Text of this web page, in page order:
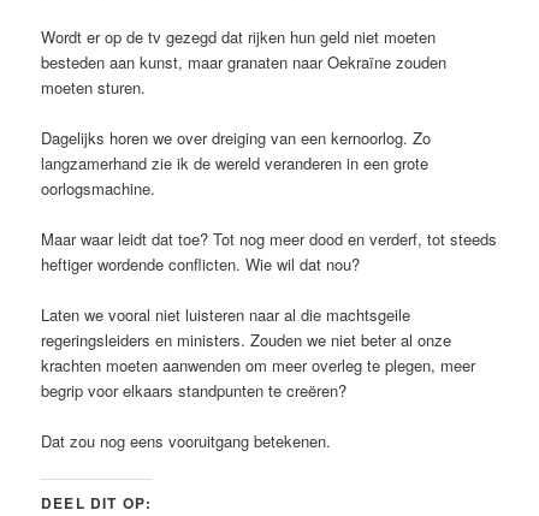
Wordt er op de tv gezegd dat rijken hun geld niet moeten
besteden aan kunst, maar granaten naar Oekraïne zouden
moeten sturen.
Dagelijks horen we over dreiging van een kernoorlog. Zo
langzamerhand zie ik de wereld veranderen in een grote
oorlogsmachine.
Maar waar leidt dat toe? Tot nog meer dood en verderf, tot steeds
heftiger wordende conflicten. Wie wil dat nou?
Laten we vooral niet luisteren naar al die machtsgeile
regeringsleiders en ministers. Zouden we niet beter al onze
krachten moeten aanwenden om meer overleg te plegen, meer
begrip voor elkaars standpunten te creëren?
Dat zou nog eens vooruitgang betekenen.
DEEL DIT OP: